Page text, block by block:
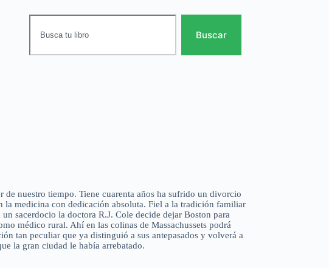
Buscar
de nuestro tiempo. Tiene cuarenta años ha sufrido un divorcio
la medicina con dedicación absoluta. Fiel a la tradición familiar
sacerdocio la doctora R.J. Cole decide dejar Boston para
médico rural. Ahí en las colinas de Massachussets podrá
tan peculiar que ya distinguió a sus antepasados y volverá a
la gran ciudad le había arrebatado.